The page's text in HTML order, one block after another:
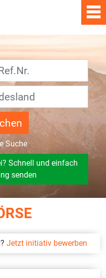
Suche
Schnell und einfach
senden
Jetzt initiativ bewerben